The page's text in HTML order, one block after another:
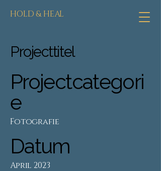
HOLD & HEAL
Projecttitel
Projectcategori
e
Fotografie
Datum
April 2023